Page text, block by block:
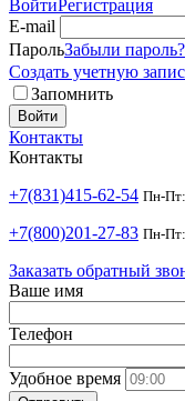
ВойтиРегистрация
E-mail
ПарольЗабыли пароль?
Создать учетную
Запомнить
Войти
Контакты
Контакты
+7(831)415-62-54 Пн-
+7(800)201-27-83 Пн-
Заказать обратный
Ваше имя
Телефон
Удобное время